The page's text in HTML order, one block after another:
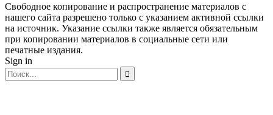
Свободное копирование и распространение материалов с
нашего сайта разрешено только с указанием активной ссылки
на источник. Указание ссылки также является обязательным
при копировании материалов в социальные сети или
печатные издания.
Sign in